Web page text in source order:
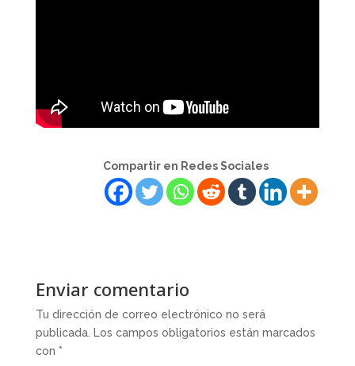
Compartir en Redes Sociales
Enviar comentario
Tu dirección de correo electrónico no será
publicada. Los campos obligatorios están marcados
con *